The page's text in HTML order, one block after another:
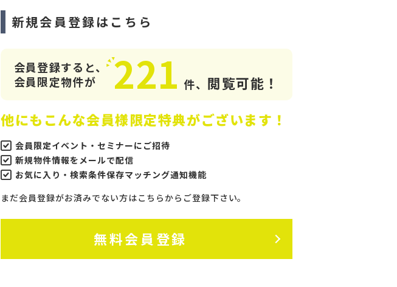
新規会員登録はこちら
会員登録すると、
会員限定物件が
221 件、 閲覧可能！
他にもこんな会員様限定特典がございます！
会員限定イベント・セミナーにご招待
新規物件情報をメールで配信
お気に入り・検索条件保存マッチング通知機能
まだ会員登録がお済みでない方はこちらからご登録下さい。
無料会員登録